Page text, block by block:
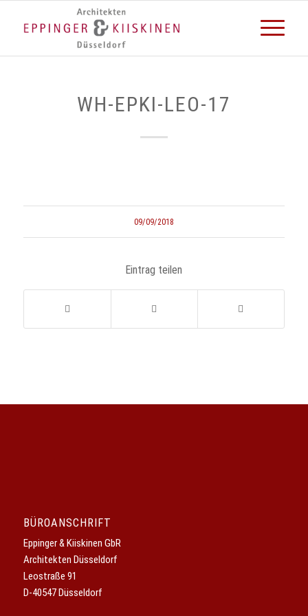
WH-EPKI-LEO-17
09/09/2018
Eintrag teilen
BÜROANSCHRIFT
Eppinger & Kiiskinen GbR
Architekten Düsseldorf
Leostraße 91
D-40547 Düsseldorf